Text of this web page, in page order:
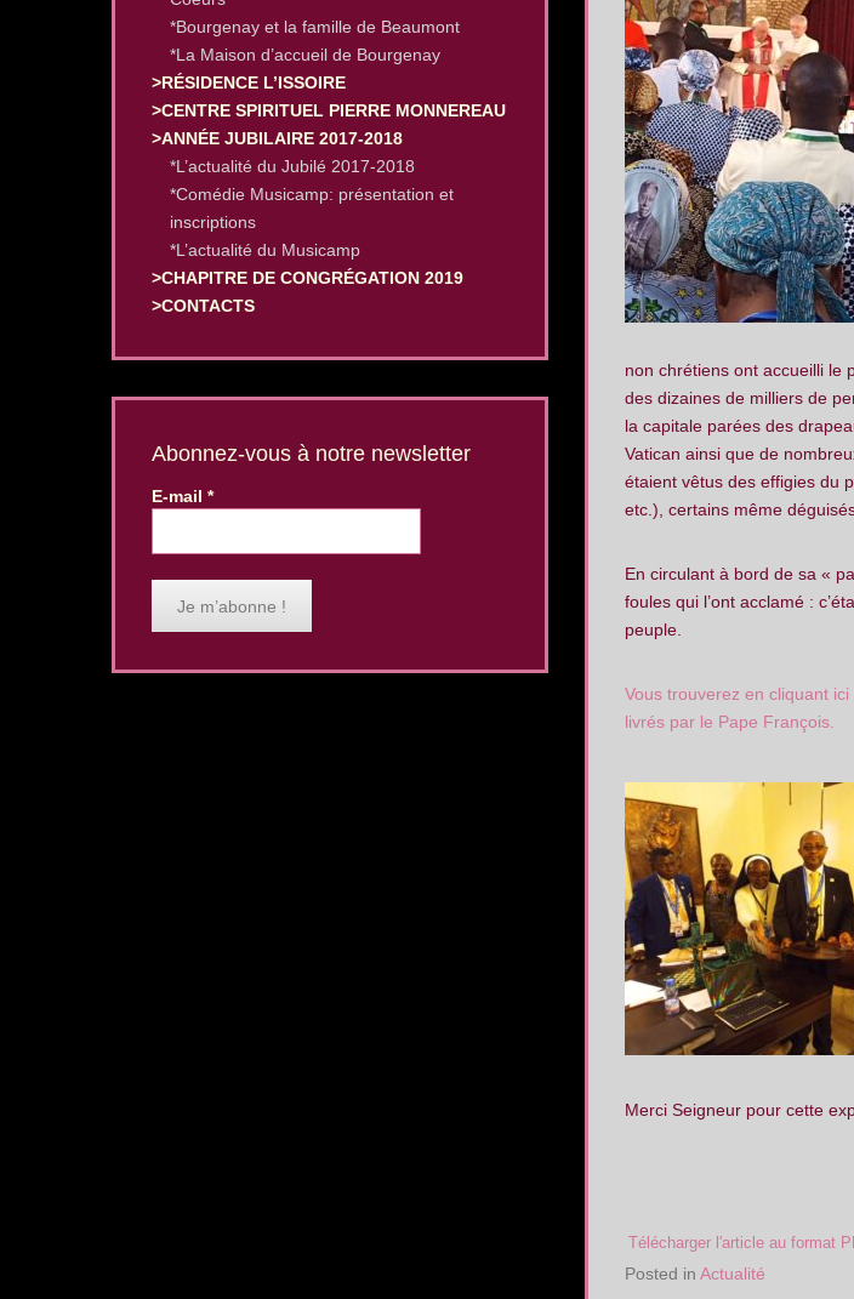
non chrétiens ont accueilli le
des dizaines de milliers de
la capitale parées des
Vatican ainsi que de
étaient vêtus des effigies du
etc.), certains même
En circulant à bord de sa «
foules qui l’ont acclamé :
peuple.
Vous trouverez en cliquant
livrés par le Pape François.
Merci Seigneur pour cette
Télécharger l'article au format
Posted in Actualité
*Bourgenay et la famille de Beaumont
*La Maison d’accueil de Bourgenay
>RÉSIDENCE L’ISSOIRE
>CENTRE SPIRITUEL PIERRE MONNEREAU
>ANNÉE JUBILAIRE 2017-2018
*L’actualité du Jubilé 2017-2018
*Comédie Musicamp: présentation et
inscriptions
*L’actualité du Musicamp
>CHAPITRE DE CONGRÉGATION 2019
>CONTACTS
Abonnez-vous à notre newsletter
E-mail *